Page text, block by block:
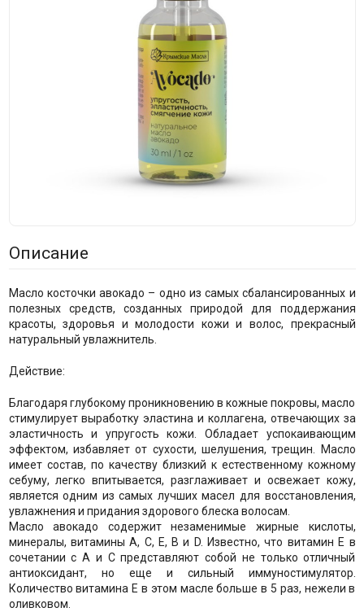
Описание
Масло косточки авокадо – одно из самых сбалансированных и
полезных средств, созданных природой для поддержания
красоты, здоровья и молодости кожи и волос, прекрасный
натуральный увлажнитель.
Действие:
Благодаря глубокому проникновению в кожные покровы, масло
стимулирует выработку эластина и коллагена, отвечающих за
эластичность и упругость кожи. Обладает успокаивающим
эффектом, избавляет от сухости, шелушения, трещин. Масло
имеет состав, по качеству близкий к естественному кожному
себуму, легко впитывается, разглаживает и освежает кожу,
является одним из самых лучших масел для восстановления,
увлажнения и придания здорового блеска волосам.
Масло авокадо содержит незаменимые жирные кислоты,
минералы, витамины А, С, Е, В и D. Известно, что витамин Е в
сочетании с А и С представляют собой не только отличный
антиоксидант, но еще и сильный иммуностимулятор.
Количество витамина Е в этом масле больше в 5 раз, нежели в
оливковом.